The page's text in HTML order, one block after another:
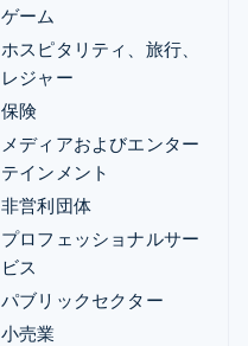
ゲーム
ホスピタリティ、旅行、
レジャー
保険
メディアおよびエンター
テインメント
非営利団体
プロフェッショナルサー
ビス
パブリックセクター
小売業